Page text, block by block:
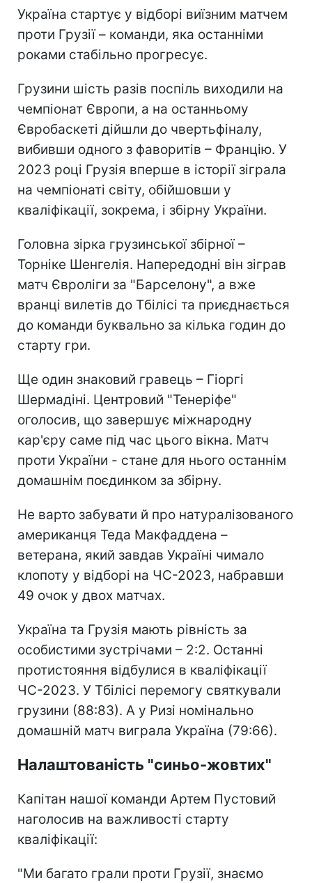
Україна стартує у відборі виїзним матчем
проти Грузії – команди, яка останніми
роками стабільно прогресує.
Грузини шість разів поспіль виходили на
чемпіонат Європи, а на останньому
Євробаскеті дійшли до чвертьфіналу,
вибивши одного з фаворитів – Францію. У
2023 році Грузія вперше в історії зіграла
на чемпіонаті світу, обійшовши у
кваліфікації, зокрема, і збірну України.
Головна зірка грузинської збірної –
Торніке Шенгелія. Напередодні він зіграв
матч Євроліги за "Барселону", а вже
вранці вилетів до Тбілісі та приєднається
до команди буквально за кілька годин до
старту гри.
Ще один знаковий гравець – Гіоргі
Шермадіні. Центровий "Тенеріфе"
оголосив, що завершує міжнародну
кар'єру саме під час цього вікна. Матч
проти України - стане для нього останнім
домашнім поєдинком за збірну.
Не варто забувати й про натуралізованого
американця Теда Макфаддена –
ветерана, який завдав Україні чимало
клопоту у відборі на ЧС-2023, набравши
49 очок у двох матчах.
Україна та Грузія мають рівність за
особистими зустрічами – 2:2. Останні
протистояння відбулися в кваліфікації
ЧС-2023. У Тбілісі перемогу святкували
грузини (88:83). А у Ризі номінально
домашній матч виграла Україна (79:66).
Налаштованість "синьо-жовтих"
Капітан нашої команди Артем Пустовий
наголосив на важливості старту
кваліфікації:
"Ми багато грали проти Грузії, знаємо